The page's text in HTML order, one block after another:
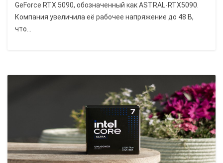
GeForce RTX 5090, обозначенный как ASTRAL-RTX5090.
Компания увеличила её рабочее напряжение до 48 В,
что...